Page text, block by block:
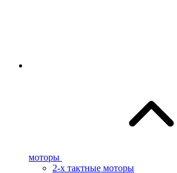
моторы
2-х тактные моторы